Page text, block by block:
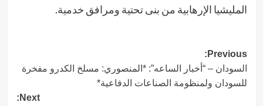
المليشيا الإرهابية من بنى تحتية ومرافق خدمية.
Post
navigation
Previous:
السودان – “أخبار الساعه”: *المنصوري: مسلخ الكدرو مفخرة
للسودان ولمنظومة الصناعات الدفاعية*
Next: